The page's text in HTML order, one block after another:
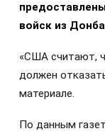
войск из
«США считают,
должен
материале.
По данным